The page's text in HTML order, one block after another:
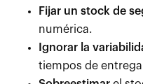
Fijar un stock de
numérica.
Ignorar la
tiempos de